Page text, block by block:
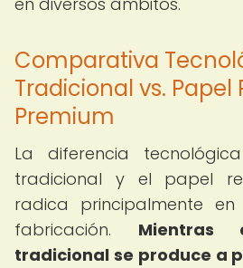
Comparativa
Tradicional vs. Papel
Premium
La diferencia
tradicional y el papel
radica principalmente
fabricación.
tradicional se produce a